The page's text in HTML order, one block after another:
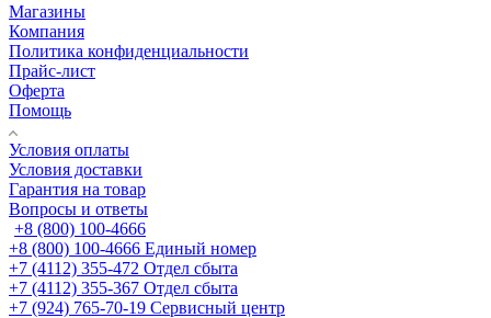
Магазины
Компания
Политика конфиденциальности
Прайс-лист
Оферта
Помощь
Условия оплаты
Условия доставки
Гарантия на товар
Вопросы и ответы
+8 (800) 100-4666
+8 (800) 100-4666 Единый номер
+7 (4112) 355-472 Отдел сбыта
+7 (4112) 355-367 Отдел сбыта
+7 (924) 765-70-19 Сервисный центр